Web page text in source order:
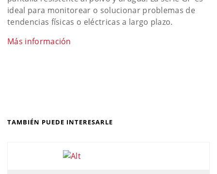
ideal para monitorear o solucionar problemas de
tendencias físicas o eléctricas a largo plazo.
Más información
TAMBIÉN PUEDE INTERESARLE